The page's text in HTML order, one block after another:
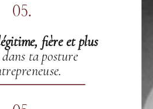
fière et plus
ta posture
05.